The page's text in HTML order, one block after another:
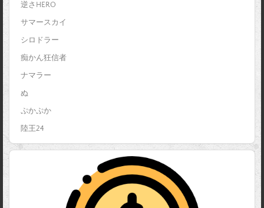
逆さHERO
サマースカイ
シロドラー
痴かん狂信者
ナマラー
ぬ
ぷかぷか
陸王24